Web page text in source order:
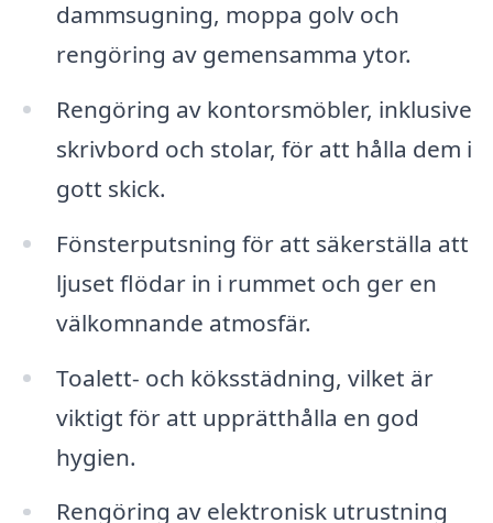
dammsugning, moppa golv och
rengöring av gemensamma ytor.
Rengöring av kontorsmöbler, inklusive
skrivbord och stolar, för att hålla dem i
gott skick.
Fönsterputsning för att säkerställa att
ljuset flödar in i rummet och ger en
välkomnande atmosfär.
Toalett- och köksstädning, vilket är
viktigt för att upprätthålla en god
hygien.
Rengöring av elektronisk utrustning